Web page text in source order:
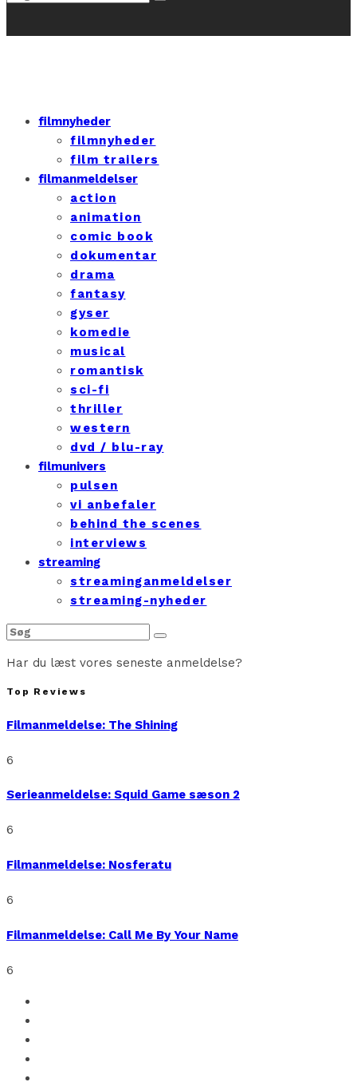
filmnyheder
filmnyheder
film trailers
filmanmeldelser
action
animation
comic book
dokumentar
drama
fantasy
gyser
komedie
musical
romantisk
sci-fi
thriller
western
dvd / blu-ray
filmunivers
pulsen
vi anbefaler
behind the scenes
interviews
streaming
streaminganmeldelser
streaming-nyheder
Har du læst vores seneste anmeldelse?
Top Reviews
Filmanmeldelse: The Shining
6
Serieanmeldelse: Squid Game sæson 2
6
Filmanmeldelse: Nosferatu
6
Filmanmeldelse: Call Me By Your Name
6